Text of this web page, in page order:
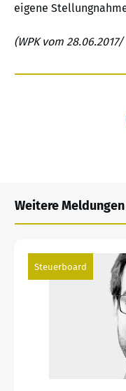
eigene
(WPK vom
Weitere Meldungen
Steuerboard